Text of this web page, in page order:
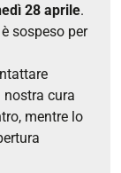
28 aprile.
sospeso per
nostra cura
mentre lo